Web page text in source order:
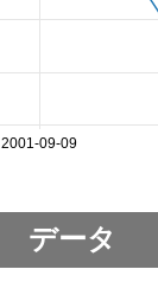
2001-09-09
データ